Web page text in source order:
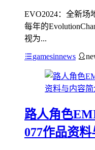
EVO2024：全新场
每年的
视为...
gamesinnews
路人角色
077作品资